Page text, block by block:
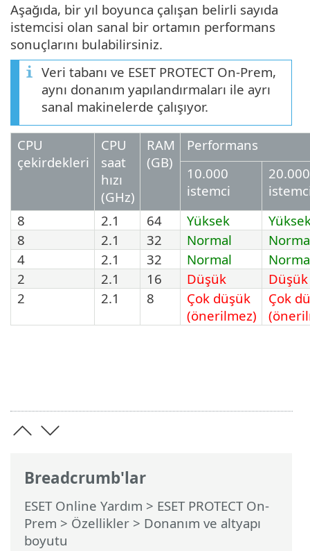
Breadcrumb'lar
ESET Online Yardım > ESET PROTECT On-
Prem > Özellikler > Donanım ve altyapı
boyutu
Aşağıda, bir yıl boyunca çalışan belirli sayıda
istemcisi olan sanal bir ortamın performans
sonuçlarını bulabilirsiniz.
Veri tabanı ve ESET PROTECT On-Prem,
aynı donanım yapılandırmaları ile ayrı
sanal makinelerde çalışıyor.
CPU
çekirdekleri
CPU
saat
hızı
(GHz)
RAM
(GB)
Performans
10.000
istemci
20.000
8
2.1 64 Yüksek
8
2.1 32 Normal
4
2.1 32 Normal
2
2.1 16 Düşük
Düşük
2
2.1 8
Çok düşük
(önerilmez)
Çok